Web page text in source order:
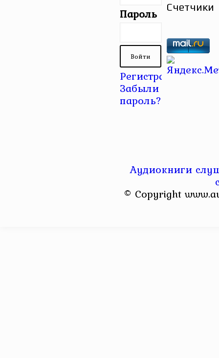
Пароль
Регистрация |
Забыли
пароль?
Счетчики
Аудиокниги
© Copyright